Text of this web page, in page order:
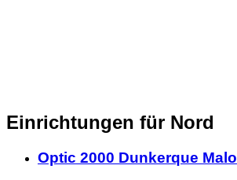
Einrichtungen für Nord
Optic 2000 Dunkerque Malo